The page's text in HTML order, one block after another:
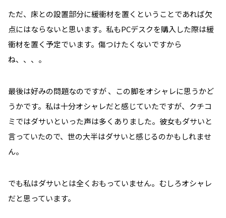
ただ、床との設置部分に緩衝材を置くということであれば欠
点にはならないと思います。私もPCデスクを購入した際は緩
衝材を置く予定でいます。傷つけたくないですから
ね、、、。
最後は好みの問題なのですが 、この脚をオシャレに思うかど
うかです。私は十分オシャレだと感じていたですが、クチコ
ミではダサいといった声は多くありました。彼女もダサいと
言っていたので、世の大半はダサいと感じるのかもしれませ
ん。
でも私はダサいとは全くおもっていません。むしろオシャレ
だと思っています。